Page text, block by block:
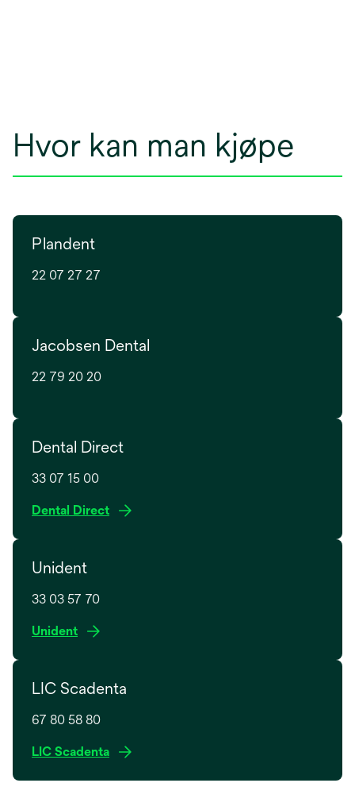
Hvor kan man kjøpe
Plandent
22 07 27 27
Jacobsen Dental
22 79 20 20
Dental Direct
33 07 15 00
Dental Directo
e
b
Unident
33 03 57 70
Unidento
n
i
n
n
LIC Scadenta
67 80 58 80
LIC Scadentao